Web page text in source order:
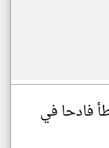
فادحا في